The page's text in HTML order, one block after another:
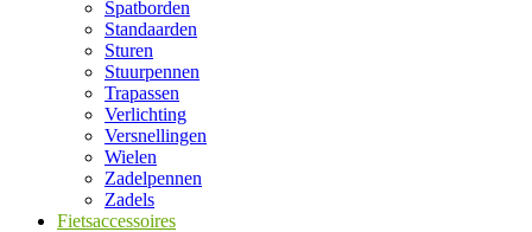
Spatborden
Standaarden
Sturen
Stuurpennen
Trapassen
Verlichting
Versnellingen
Wielen
Zadelpennen
Zadels
Fietsaccessoires